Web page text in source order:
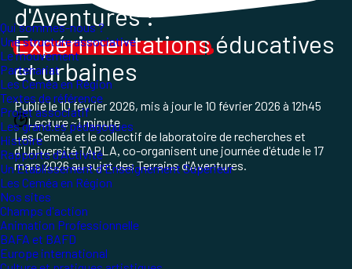
Qui sommes-nous ?
Une structure associative
Le mouvement
Partenariat
Les Ceméa en Région
Textes de référence
Projet associatif
Les grand.es pédagogues
Histoire
Rapports d'Activité
Un Etablissement d'Enseignement Supérieur
Les Ceméa en Région
Nos sites
Champs d'action
Animation Professionnelle
BAFA et BAFD
Europe international
d'Aventures :
Expérimentationséducatives
et urbaines
Publié le10 février 2026, mis à jour le10 février 2026 à 12h45
Lecture ~1 minute
Les Ceméa et le collectif de laboratoire de recherches et
d'Université TAPLA, co-organisent une journée d'étude le 17
mars 2026 au sujet des Terrains d'Aventures.